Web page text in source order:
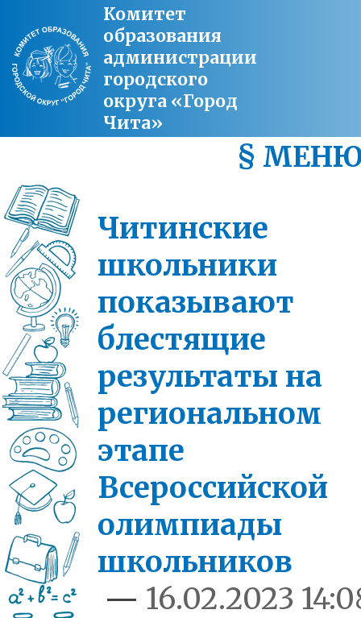
Комитет
образования
администрации
городского
округа «Город
Чита»
§
Читинские
школьники
показывают
блестящие
результаты на
региональном
этапе
Всероссийской
олимпиады
школьников
— 16.02.2023